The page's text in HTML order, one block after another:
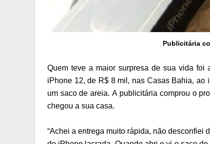
Publicitária
Quem teve a maior surpresa de sua vida foi
iPhone 12, de R$ 8 mil, nas Casas Bahia, ao
um saco de areia. A publicitária comprou o
chegou a sua casa.
“Achei a entrega muito rápida, não